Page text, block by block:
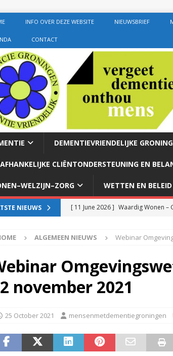
INFO OVER DEZE WEBSITE NIEUWSBRIEF
CONTACT
DEMENTIEVRIENDELIJKE
CLIËNTONDERSTEUNING EN
WETTEN EN BELEID
NIEUWS [ 11 June 2026 ] Waardig Wonen –
APPINGEDAM
Zorg jij voor een
is er voor jou het Logeerhuis De
[ 3 May 2026 ] Nieuwsbrief Mei
ALGEMEEN NIEUWS
ALGEMEEN NIEUWS Webinar
november 2021
25 October 2021 mensenmetdementiegroningen